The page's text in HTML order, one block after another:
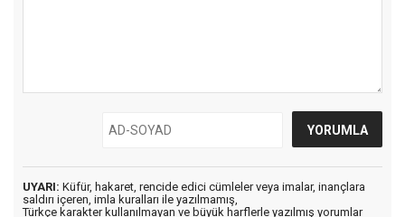
UYARI: Küfür, hakaret, rencide edici cümleler veya imalar, inançlara
saldırı içeren, imla kuralları ile yazılmamış,
Türkçe karakter kullanılmayan ve büyük harflerle yazılmış yorumlar